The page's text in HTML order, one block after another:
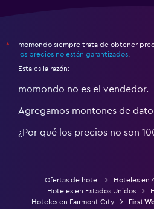
*
momondo siempre trata de obtener
los precios no están garantizados
Esta es la razón:
momondo no es el vendedor.
Agregamos montones de
¿Por qué los precios no son
Ofertas de hotel
Hoteles en
Hoteles en Estados Unidos
Hoteles en Fairmont City
First